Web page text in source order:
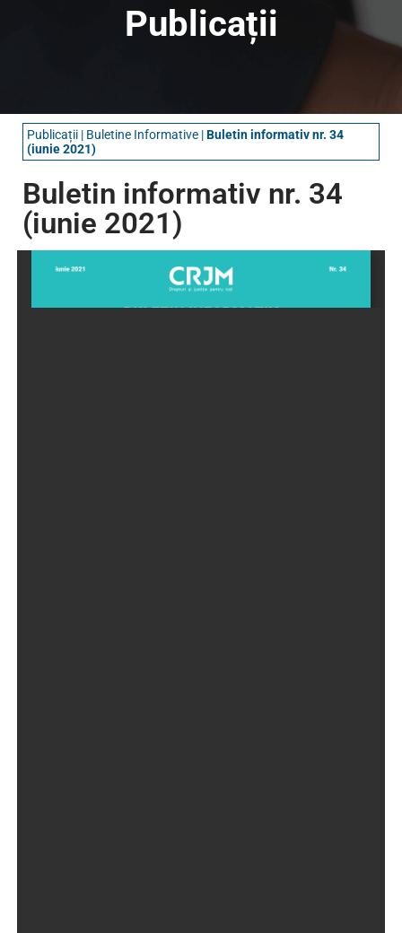
Publicații
Publicații | Buletine Informative​ |Buletin informativ nr. 34
(iunie 2021)
Buletin informativ nr. 34
(iunie 2021)